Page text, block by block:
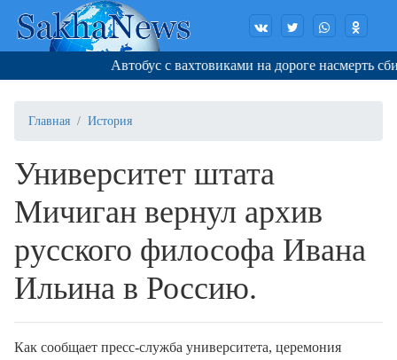
Автобус с вахтовиками на дороге насмерть сбил
Главная История
Университет штата
Мичиган вернул архив
русского философа Ивана
Ильина в Россию.
Как сообщает пресс-служба университета, церемония